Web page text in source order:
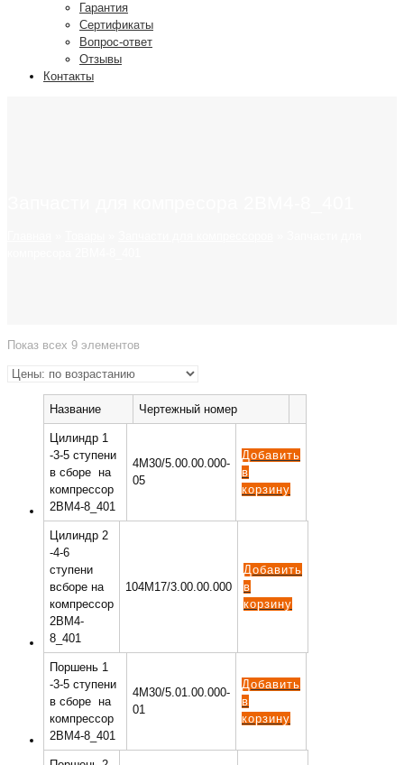
Гарантия
Сертификаты
Вопрос-ответ
Отзывы
Контакты
Показ всех 9 элементов
Название Чертежный номер
Цилиндр 1
-3-5 ступени
в сборе на
компрессор
2ВМ4-8_401
4М30/5.00.00.000-
05
Добавить
в
корзину
Цилиндр 2
-4-6
ступени
всборе на
компрессор
2ВМ4-
8_401
104М17/3.00.00.000
Добавить
в
корзину
Поршень 1
-3-5 ступени
в сборе на
компрессор
2ВМ4-8_401
4М30/5.01.00.000-
01
Добавить
в
корзину